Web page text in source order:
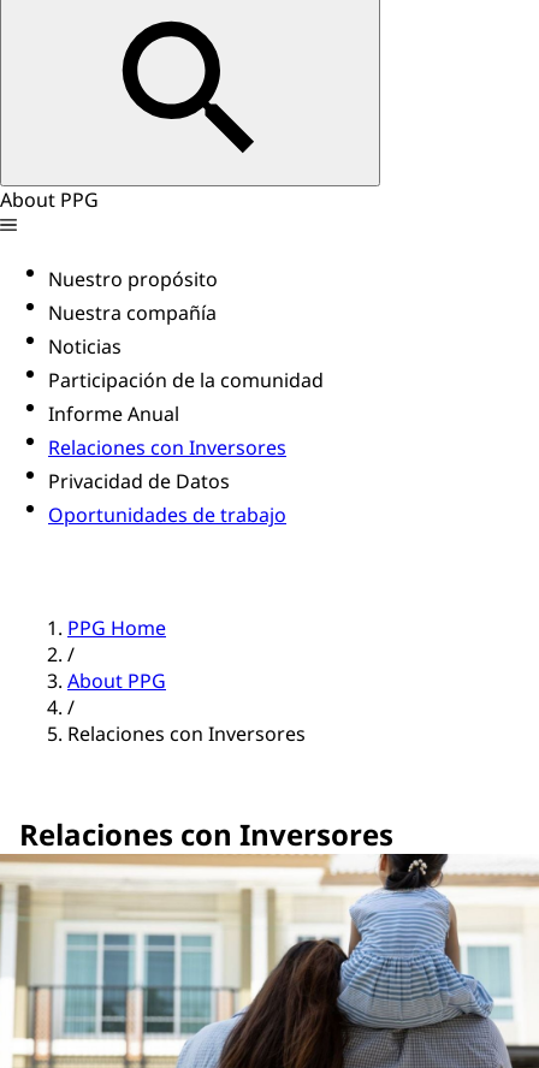
About PPG
Nuestro propósito
Nuestra compañía
Noticias
Participación de la comunidad
Informe Anual
Relaciones con Inversores
Privacidad de Datos
Oportunidades de trabajo
PPG Home
/
About PPG
/
Relaciones con Inversores
Relaciones con Inversores